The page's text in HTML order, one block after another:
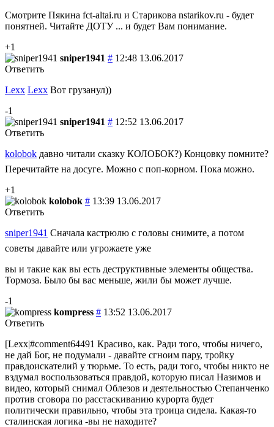
Смотрите Пякина fct-altai.ru и Старикова nstarikov.ru - будет
понятней. Читайте ДОТУ ... и будет Вам понимание.
+1
sniper1941 # 12:48 13.06.2017
Ответить
Lexx Lexx Вот грузанул))
-1
sniper1941 # 12:52 13.06.2017
Ответить
kolobok давно читали сказку КОЛОБОК?) Концовку помните?
Перечитайте на досуге. Можно с поп-корном. Пока можно.
+1
kolobok # 13:39 13.06.2017
Ответить
sniper1941 Сначала кастрюлю с головы снимите, а потом
советы давайте или угрожаете уже
вы и такие как вы есть деструктивные элементы общества.
Тормоза. Было бы вас меньше, жили бы может лучше.
-1
kompress # 13:52 13.06.2017
Ответить
[Lexx|#comment64491 Красиво, как. Ради того, чтобы ничего,
не дай Бог, не подумали - давайте сгноим пару, тройку
правдоискателий у тюрьме. То есть, ради того, чтобы никто не
вздумал воспользоваться правдой, которую писал Назимов и
видео, который снимал Облезов и деятельностью Степанченко
против сговора по расстаскиванию курорта будет
политически правильно, чтобы эта троица сидела. Какая-то
сталинская логика -вы не находите?